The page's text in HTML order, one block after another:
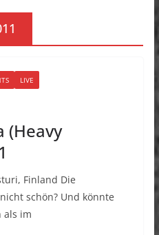
LIVE
(Heavy
Finland Die
schön? Und könnte
als im